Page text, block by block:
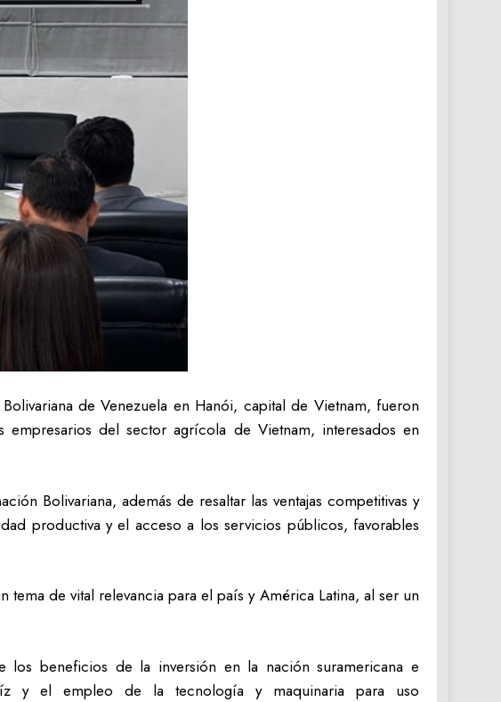
de Venezuela en Hanói, capital de Vietnam, fueron
empresarios del sector agrícola de Vietnam, interesados en
Bolivariana, además de resaltar las ventajas competitivas y
productiva y el acceso a los servicios públicos, favorables
de vital relevancia para el país y América Latina, al ser un
los beneficios de la inversión en la nación suramericana e
y el empleo de la tecnología y maquinaria para uso